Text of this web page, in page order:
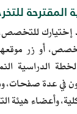
المقترحة
للتخصص،
أو زر
الدراسية
في عدة
وأعضاء هيئة